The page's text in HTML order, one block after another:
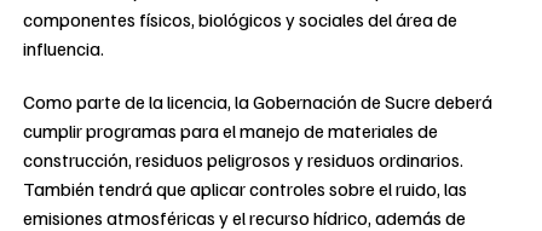
componentes físicos, biológicos y sociales del área de
influencia.
Como parte de la licencia, la Gobernación de Sucre deberá
cumplir programas para el manejo de materiales de
construcción, residuos peligrosos y residuos ordinarios.
También tendrá que aplicar controles sobre el ruido, las
emisiones atmosféricas y el recurso hídrico, además de